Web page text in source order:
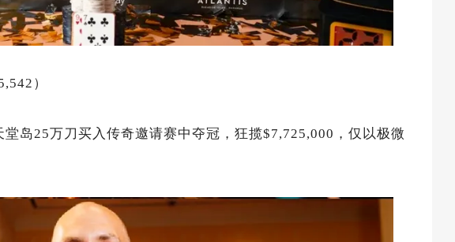
）
堂岛25万刀买入传奇邀请赛中夺冠，狂揽$7,725,000，仅以极微